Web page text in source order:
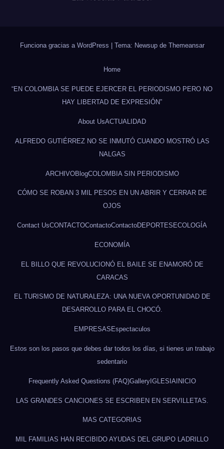
Funciona gracias a WordPress Tema: Newsup de Themeansar
Home
“EN COLOMBIA SE PUEDE EJERCER EL PERIODISMO PERO NO
HAY LIBERTAD DE EXPRESIÓN”
About UsACTUALIDAD
ALFREDO GUTIÉRREZ NO SE INMUTÓ CUANDO MOSTRÓ LAS
NALGAS
ARCHIVOBlogCOLOMBIA SIN PERIODISMO
CÓMO SE ROBAN 3 MIL PESOS EN UN ABRIR Y CERRAR DE
OJOS
Contact UsCONTACTOContactoContactoDEPORTES ECOLOGÍA
ECONOMÍA
EL BILLO QUE REVOLUCIONÓ EL BAILE SE ENAMORÓ DE
CARACAS
EL TURISMO DE NATURALEZA: UNA NUEVA OPORTUNIDAD DE
DESARROLLO PARA EL CHOCÓ.
EMPRESAS Espectaculos
Estos son los pasos que debes dar todos los días, si tienes un trabajo
sedentario
Frequently Asked Questions (FAQ)GalleryIGLESIA INICIO
LAS GRANDES CANCIONES SE ESCRIBEN EN SERVILLETAS.
MAS CATEGORIAS
MIL FAMILIAS HAN RECIBIDO AYUDAS DEL GRUPO LADRILLO